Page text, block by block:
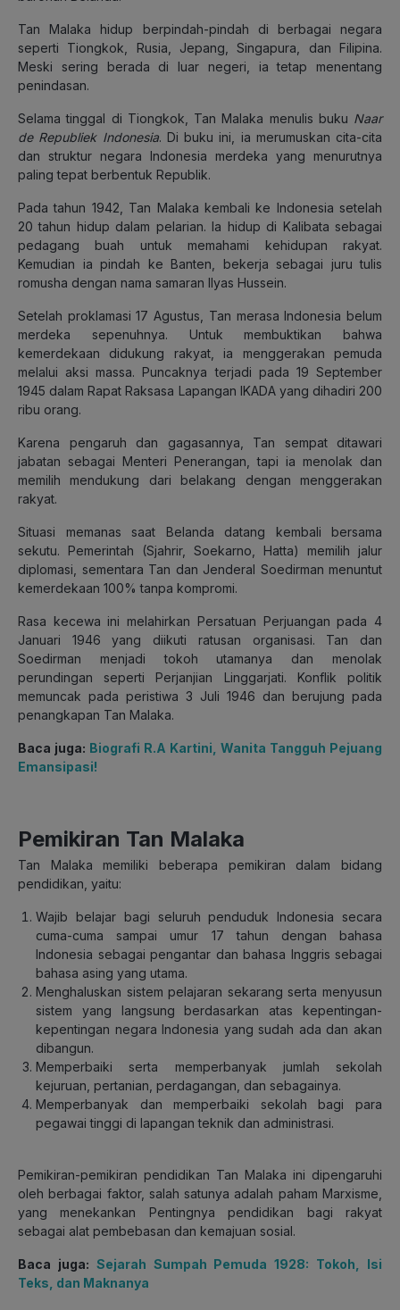
Tan Malaka hidup berpindah-pindah di berbagai negara
seperti Tiongkok, Rusia, Jepang, Singapura, dan Filipina.
Meski sering berada di luar negeri, ia tetap menentang
penindasan.
Selama tinggal di Tiongkok, Tan Malaka menulis buku Naar
de Republiek Indonesia. Di buku ini, ia merumuskan cita-cita
dan struktur negara Indonesia merdeka yang menurutnya
paling tepat berbentuk Republik.
Pada tahun 1942, Tan Malaka kembali ke Indonesia setelah
20 tahun hidup dalam pelarian. Ia hidup di Kalibata sebagai
pedagang buah untuk memahami kehidupan rakyat.
Kemudian ia pindah ke Banten, bekerja sebagai juru tulis
romusha dengan nama samaran Ilyas Hussein.
Setelah proklamasi 17 Agustus, Tan merasa Indonesia belum
merdeka sepenuhnya. Untuk membuktikan bahwa
kemerdekaan didukung rakyat, ia menggerakan pemuda
melalui aksi massa. Puncaknya terjadi pada 19 September
1945 dalam Rapat Raksasa Lapangan IKADA yang dihadiri 200
ribu orang.
Karena pengaruh dan gagasannya, Tan sempat ditawari
jabatan sebagai Menteri Penerangan, tapi ia menolak dan
memilih mendukung dari belakang dengan menggerakan
rakyat.
Situasi memanas saat Belanda datang kembali bersama
sekutu. Pemerintah (Sjahrir, Soekarno, Hatta) memilih jalur
diplomasi, sementara Tan dan Jenderal Soedirman menuntut
kemerdekaan 100% tanpa kompromi.
Rasa kecewa ini melahirkan Persatuan Perjuangan pada 4
Januari 1946 yang diikuti ratusan organisasi. Tan dan
Soedirman menjadi tokoh utamanya dan menolak
perundingan seperti Perjanjian Linggarjati. Konflik politik
memuncak pada peristiwa 3 Juli 1946 dan berujung pada
penangkapan Tan Malaka.
Baca juga: Biografi R.A Kartini, Wanita Tangguh Pejuang
Emansipasi!
Pemikiran Tan Malaka
Tan Malaka memiliki beberapa pemikiran dalam bidang
pendidikan, yaitu:
Wajib belajar bagi seluruh penduduk Indonesia secara
cuma-cuma sampai umur 17 tahun dengan bahasa
Indonesia sebagai pengantar dan bahasa Inggris sebagai
bahasa asing yang utama.
Menghaluskan sistem pelajaran sekarang serta menyusun
sistem yang langsung berdasarkan atas kepentingan-
kepentingan negara Indonesia yang sudah ada dan akan
dibangun.
Memperbaiki serta memperbanyak jumlah sekolah
kejuruan, pertanian, perdagangan, dan sebagainya.
Memperbanyak dan memperbaiki sekolah bagi para
pegawai tinggi di lapangan teknik dan administrasi.
Pemikiran-pemikiran pendidikan Tan Malaka ini dipengaruhi
oleh berbagai faktor, salah satunya adalah paham Marxisme,
yang menekankan Pentingnya pendidikan bagi rakyat
sebagai alat pembebasan dan kemajuan sosial.
Baca juga: Sejarah Sumpah Pemuda 1928: Tokoh, Isi
Teks, dan Maknanya